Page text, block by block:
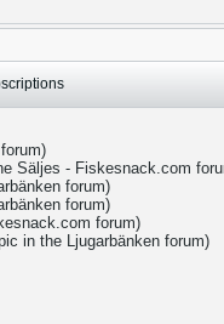
Säljes - Fiskesnack.com
forum)
forum)
forum)
in the Ljugarbänkenforum)